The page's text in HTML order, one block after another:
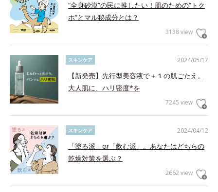
“全身砂漠”の民に推したい！肌のための“トク
ホ”とマル秘成分とは？
3138 view
2024/05/17
スキンケア
【新発売】先行型美容液で＋１の肌ごたえ。
大人肌に、ハリ密度*を
7245 view
2024/04/12
スキンケア
「塗る派」or「飲む派」。あなたはどちらの
乾燥対策を選ぶ？
2662 view